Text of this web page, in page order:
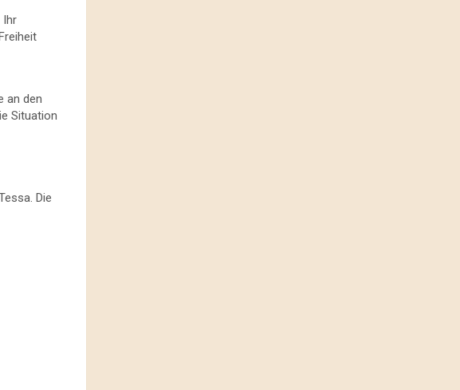
Ihr
an den
Situation
Die